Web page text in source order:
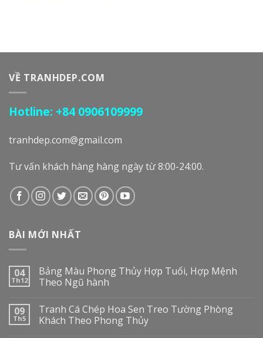
VỀ TRANHDEP.COM
Hotline: +84 0906109999
tranhdep.com@gmail.com
Tư vấn khách hàng hàng ngày từ 8:00-24:00.
BÀI MỚI NHẤT
04
Th12
Bảng Màu Phong Thủy Hợp Tuổi, Hợp Mệnh
Theo Ngũ hành
09
Th5
Tranh Cá Chép Hoa Sen Treo Tường Phòng
Khách Theo Phong Thủy